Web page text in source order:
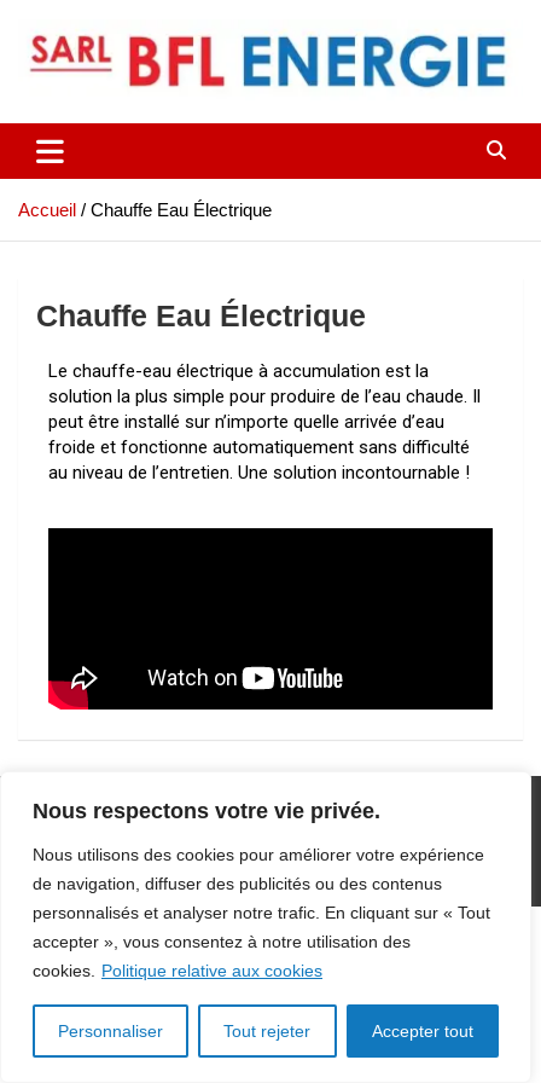
Nous respectons votre vie privée.
Nous utilisons des cookies pour améliorer votre expérience
de navigation, diffuser des publicités ou des contenus
personnalisés et analyser notre trafic. En cliquant sur « Tout
accepter », vous consentez à notre utilisation des
cookies.
Politique relative aux cookies
Personnaliser Tout rejeter Accepter tout
Accueil Chauffe Eau Électrique
Chauffe Eau Électrique
Le chauffe-eau électrique à accumulation est la
solution la plus simple pour produire de l’eau chaude. Il
peut être installé sur n’importe quelle arrivée d’eau
froide et fonctionne automatiquement sans difficulté
au niveau de l’entretien. Une solution incontournable !
Copyright © 2026 Cookie, vie privée et RGPD